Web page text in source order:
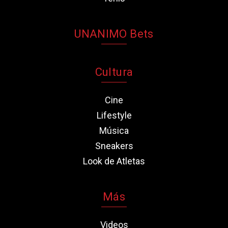
UNANIMO Bets
Cultura
Cine
Lifestyle
Música
Sneakers
Look de Atletas
Más
Videos